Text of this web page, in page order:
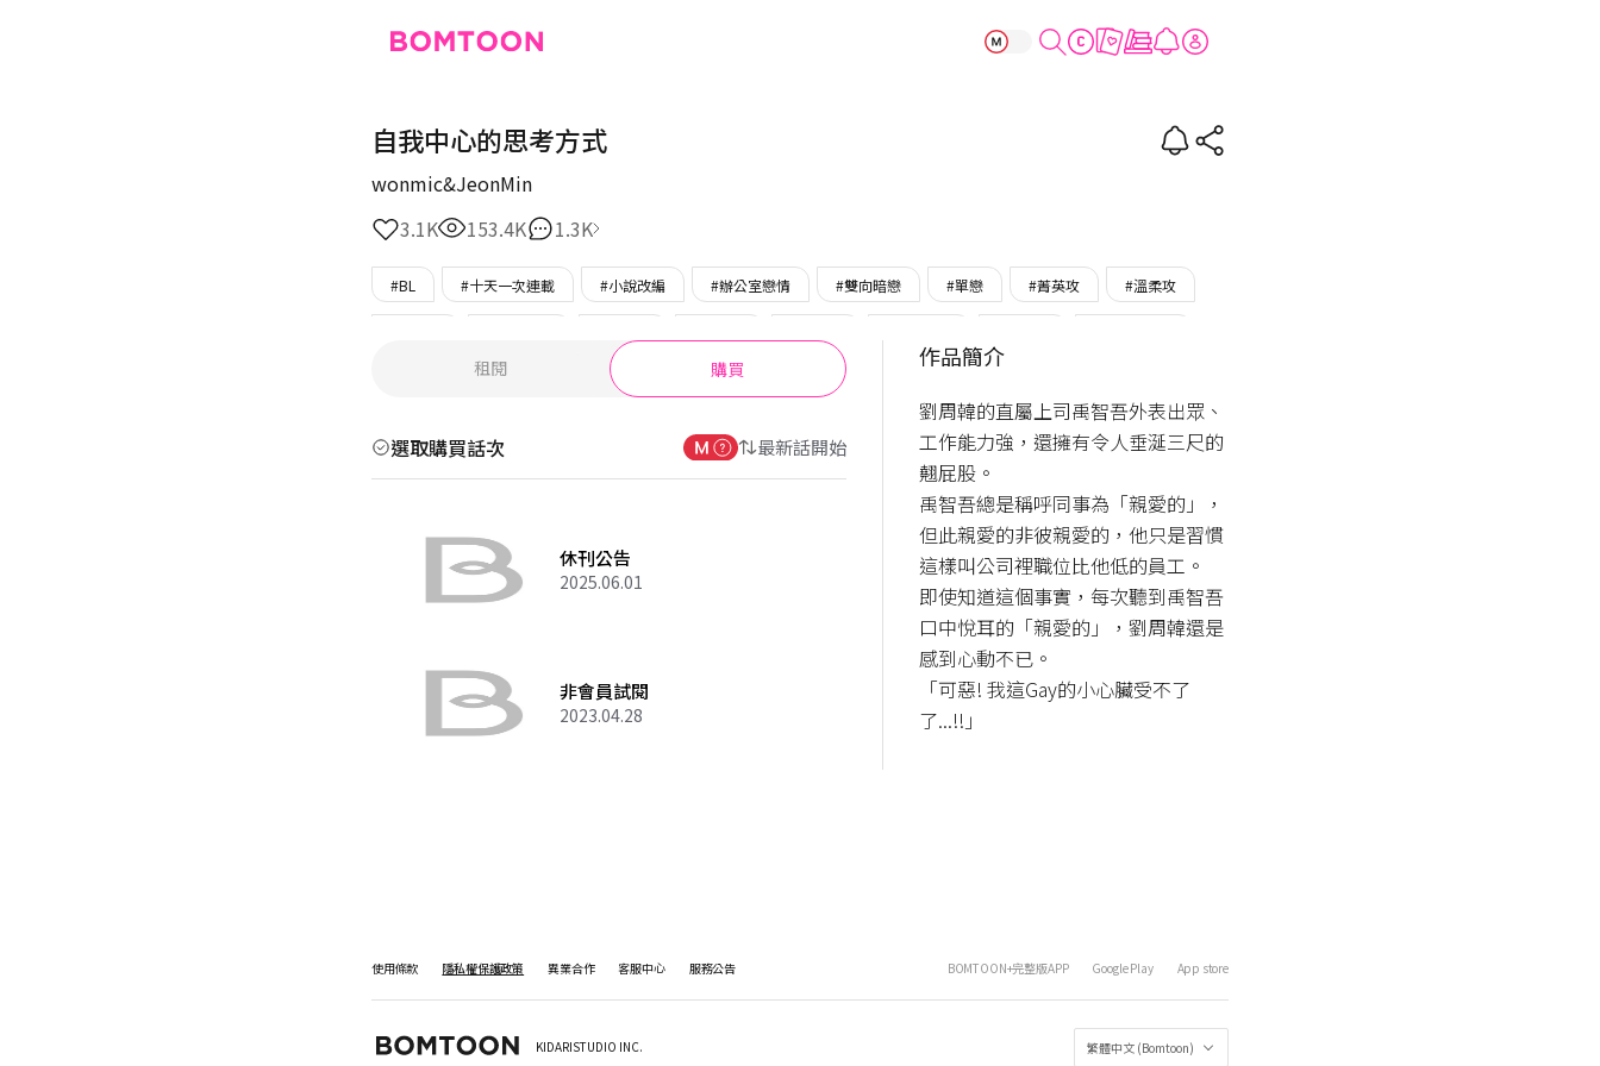
自我中心的思考方式
自我中心的思考方式
wonmic&JeonMin
3.1K
153.4K 1.3K
#BL #十天一次連載 #小說改編 #辦公室戀情 #雙向暗戀 #單戀 #菁英攻 #溫柔攻
#只在BOMTOON
租閱 購買
選取購買話次 最新話開始
休刊公告
2025.06.01
非會員試閱
2023.04.28
作品簡介
劉周韓的直屬上司禹智吾外表出眾、
工作能力強，還擁有令人垂涎三尺的
翹屁股。
禹智吾總是稱呼同事為「親愛的」，
但此親愛的非彼親愛的，他只是習慣
這樣叫公司裡職位比他低的員工。
即使知道這個事實，每次聽到禹智吾
口中悅耳的「親愛的」，劉周韓還是
感到心動不已。
「可惡! 我這Gay的小心臟受不了
了...!!」
使用條款 隱私權保護政策 異業合作 客服中心 服務公告 BOMTOON+完整版APP Google Play App store
繁體中文 (Bomtoon)
KIDARISTUDIO INC.